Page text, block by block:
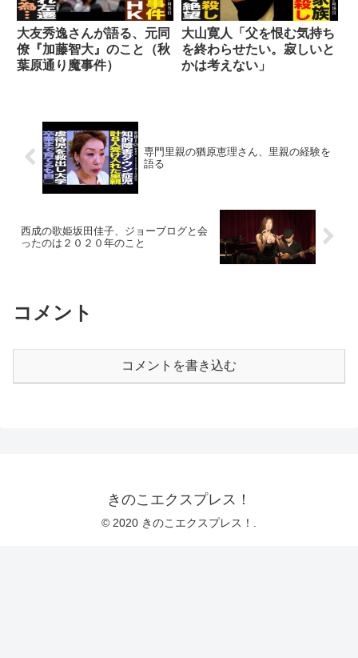
大友秀逸さんが語る、元同
僚『加藤智大』のこと（秋
葉原通り魔事件）
大山寛人「父を恨む気持ち
を終わらせたい。寂しいと
かは考えない」
専門里親の猶原恵理さん、里親の経験を
語る
西成の歌姫坂田佳子、ジョーブログと会
ったのは２０２０年のこと
コメント
コメントを書き込む
きのこエクスプレス！
© 2020 きのこエクスプレス！.